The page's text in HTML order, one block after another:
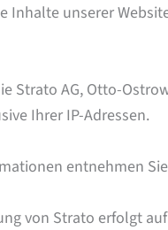
Inhalte unserer
Strato AG, Otto-
Ihrer IP-Adressen.
entnehmen
von Strato erfolgt